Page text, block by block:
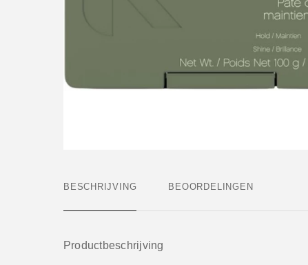
BESCHRIJVING BEOORDELINGEN
Productbeschrijving